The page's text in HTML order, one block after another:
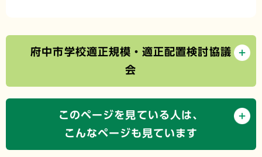
府中市学校適正規模・適正配置検討協議
会
このページを見ている人は、
こんなページも見ています